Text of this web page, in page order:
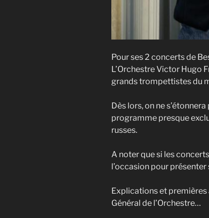
Pour ses 2 concerts de
L’Orchestre Victor Hugo
grands trompettistes du
Dès lors, on ne
programme presque
russes.
A noter que si les
l’occasion pour
Explications et premières
Général de l’Orchestre…